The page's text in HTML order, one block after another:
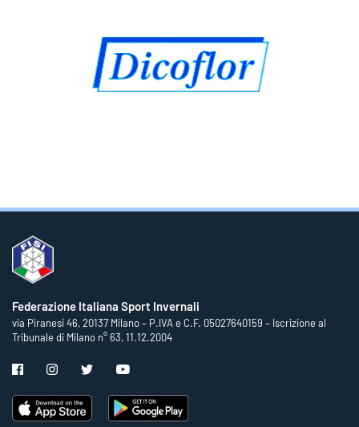
Federazione Italiana Sport Invernali
via Piranesi 46, 20137 Milano – P.IVA e C.F. 05027640159 – Iscrizione al
Tribunale di Milano n° 63, 11.12.2004